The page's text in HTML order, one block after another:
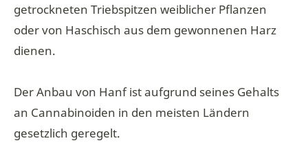
getrockneten Triebspitzen weiblicher Pflanzen
oder von Haschisch aus dem gewonnenen Harz
dienen.
Der Anbau von Hanf ist aufgrund seines Gehalts
an Cannabinoiden in den meisten Ländern
gesetzlich geregelt.